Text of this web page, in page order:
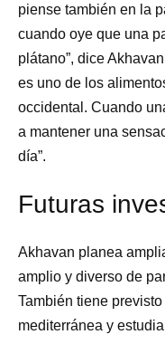
piense también en la
cuando oye que una
plátano”, dice
es uno de los
occidental. Cuando
a mantener una
día”.
Futuras
Akhavan planea
amplio y diverso de
También tiene
mediterránea y